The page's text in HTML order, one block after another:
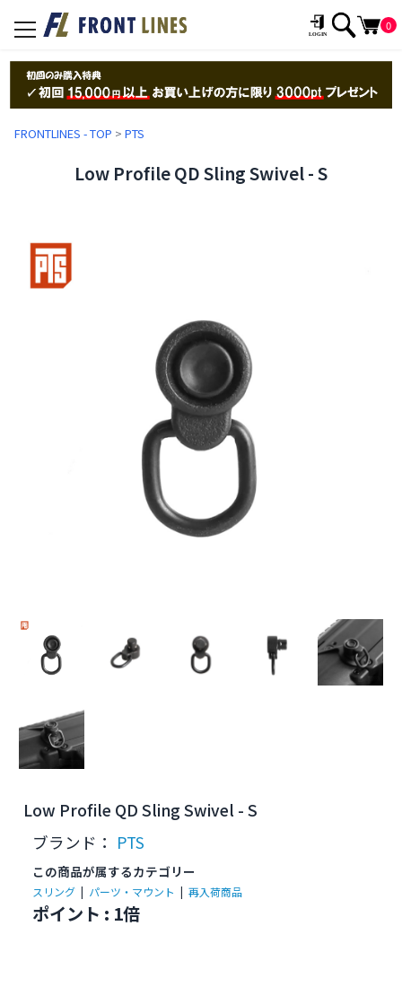
toggle
navigation
0
FRONTLINES - TOP > PTS
Low Profile QD Sling Swivel - S
Low Profile QD Sling Swivel - S
ブランド： PTS
この商品が属するカテゴリー
スリング | パーツ・マウント | 再入荷商品
ポイント : 1倍